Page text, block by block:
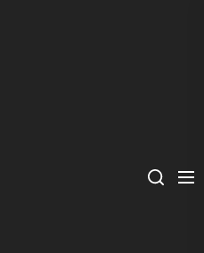
Search